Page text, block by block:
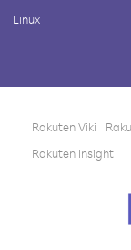
Linux
Rakuten Viki
Rakuten Insight